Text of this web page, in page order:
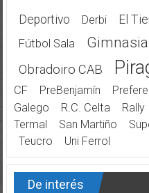
Deportivo Derbi El
Fútbol Sala Gimnasia
Obradoiro CAB
CF
PreBenjamín
Galego
R.C. Celta Rally
Termal
San Martiño
Teucro
Uni Ferrol
De interés